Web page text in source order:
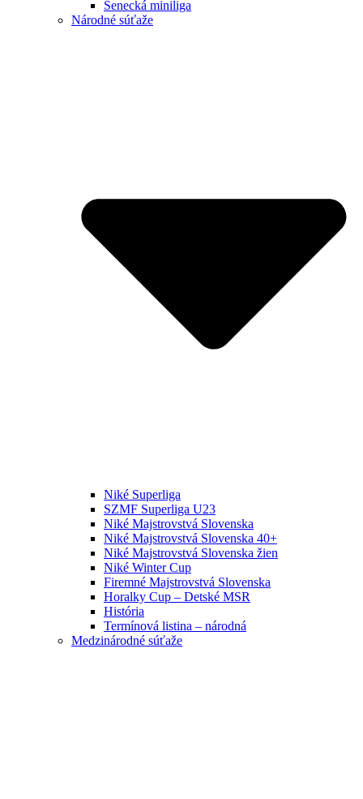
Senecká miniliga
Národné súťaže
Niké Superliga
SZMF Superliga U23
Niké Majstrovstvá Slovenska
Niké Majstrovstvá Slovenska 40+
Niké Majstrovstvá Slovenska žien
Niké Winter Cup
Firemné Majstrovstvá Slovenska
Horalky Cup – Detské MSR
História
Termínová listina – národná
Medzinárodné súťaže